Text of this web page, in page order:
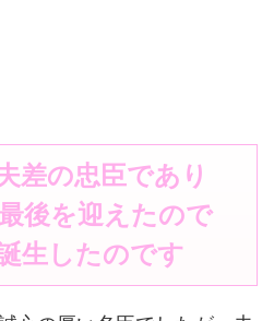
差の忠臣であり
後を迎えたので
生したのです